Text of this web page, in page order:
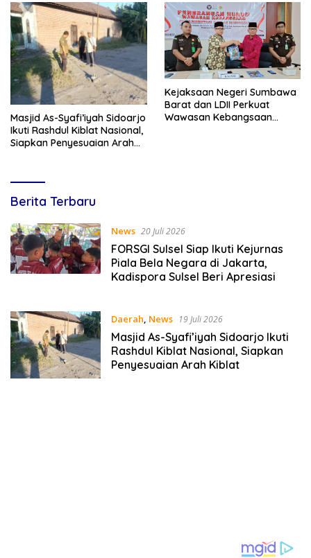
Masjid As-Syafi’iyah Sidoarjo
Ikuti Rashdul Kiblat Nasional,
Siapkan Penyesuaian Arah
Kejaksaan Negeri Sumbawa
Barat dan LDII Perkuat
Wawasan Kebangsaan
Lines
Berita Terbaru
News 20 Juli 2026
FORSGI Sulsel Siap Ikuti Kejurnas
Piala Bela Negara di Jakarta,
Kadispora Sulsel Beri Apresiasi
Daerah, News 19 Juli 2026
Masjid As-Syafi’iyah Sidoarjo Ikuti
Rashdul Kiblat Nasional, Siapkan
Penyesuaian Arah Kiblat